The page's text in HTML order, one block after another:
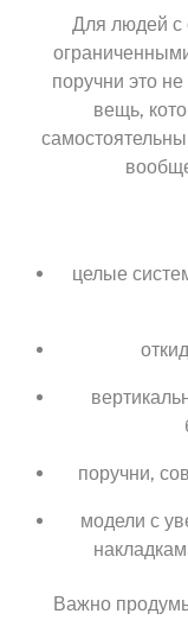
Для людей с
поручни это
вещь,
целые
поручни,
модели с
Важно